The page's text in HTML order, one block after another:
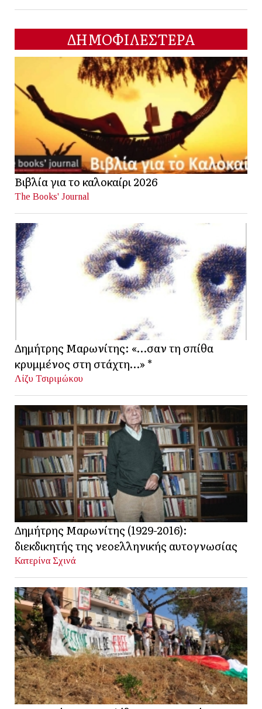
ΔΗΜΟΦΙΛΕΣΤΕΡΑ
Βιβλία για το καλοκαίρι 2026
The Books' Journal
Δημήτρης Μαρωνίτης: «…σαν τη σπίθα
κρυμμένος στη στάχτη…» *
Λίζυ Τσιριμώκου
Δημήτρης Μαρωνίτης (1929-2016):
διεκδικητής της νεοελληνικής αυτογνωσίας
Κατερίνα Σχινά